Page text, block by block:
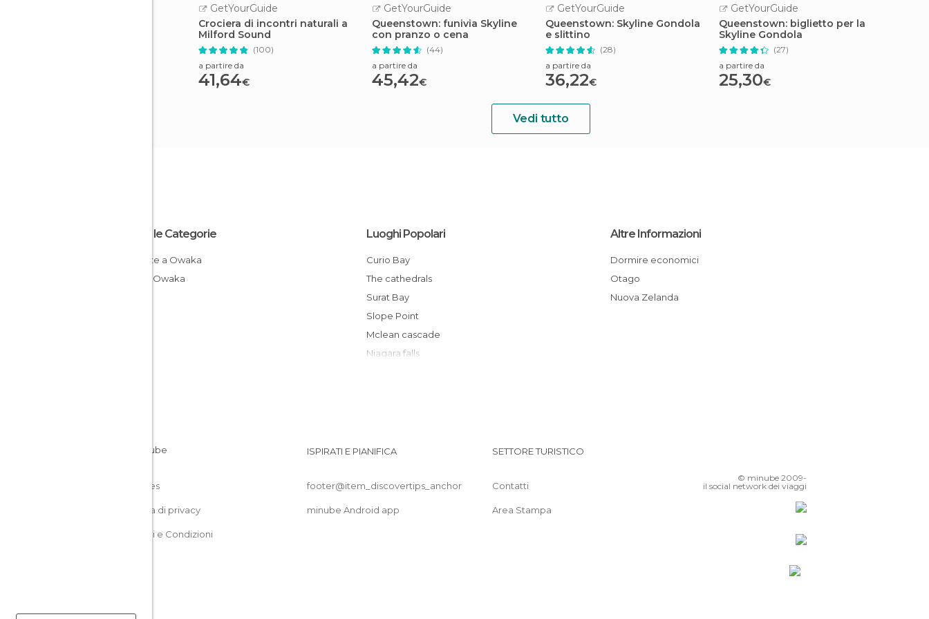
GetYourGuide
Crociera di incontri naturali a
Milford Sound
(100)
a partire da
41,64€
GetYourGuide
Queenstown: funivia Skyline
con pranzo o cena
(44)
a partire da
45,42€
GetYourGuide
Queenstown: Skyline Gondola
e slittino
(28)
a partire da
36,22€
GetYourGuide
Queenstown: biglietto per la
Skyline Gondola
(27)
a partire da
25,30€
Vedi tutto
Tutte le Categorie
Cascate a Owaka
Golfi a Owaka
Luoghi Popolari
Curio Bay
The cathedrals
Surat Bay
Slope Point
Mclean cascade
Niagara falls
Altre Informazioni
Dormire economici
Otago
Nuova Zelanda
Cookies
Politica di privacy
Termini e Condizioni
ISPIRATI E PIANIFICA
footer@item_discovertips_anchor
minube Android app
SETTORE TURISTICO
Contatti
Area Stampa
© minube 2009-
il social network dei viaggi